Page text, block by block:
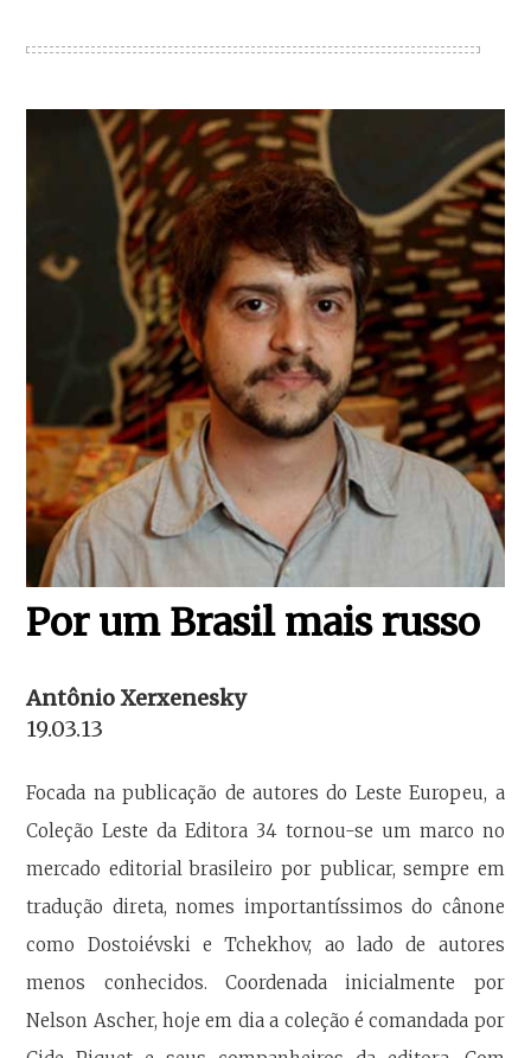
Por um Brasil mais russo
Antônio Xerxenesky
19.03.13
Focada na publicação de autores do Leste Europeu, a
Coleção Leste da Editora 34 tornou-se um marco no
mercado editorial brasileiro por publicar, sempre em
tradução direta, nomes importantíssimos do cânone
como Dostoiévski e Tchekhov, ao lado de autores
menos conhecidos. Coordenada inicialmente por
Nelson Ascher, hoje em dia a coleção é comandada por